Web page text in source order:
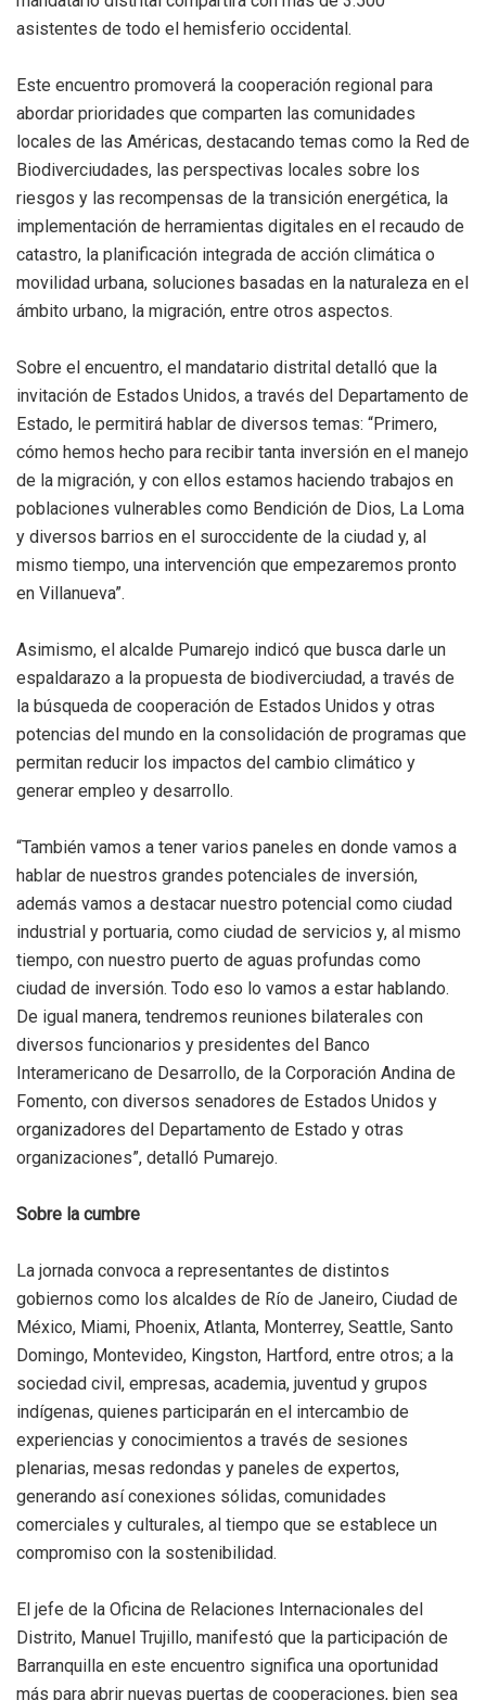
asistentes de todo el hemisferio occidental.
Este encuentro promoverá la cooperación regional para
abordar prioridades que comparten las comunidades
locales de las Américas, destacando temas como la Red de
Biodiverciudades, las perspectivas locales sobre los
riesgos y las recompensas de la transición energética, la
implementación de herramientas digitales en el recaudo de
catastro, la planificación integrada de acción climática o
movilidad urbana, soluciones basadas en la naturaleza en el
ámbito urbano, la migración, entre otros aspectos.
Sobre el encuentro, el mandatario distrital detalló que la
invitación de Estados Unidos, a través del Departamento de
Estado, le permitirá hablar de diversos temas: “Primero,
cómo hemos hecho para recibir tanta inversión en el manejo
de la migración, y con ellos estamos haciendo trabajos en
poblaciones vulnerables como Bendición de Dios, La Loma
y diversos barrios en el suroccidente de la ciudad y, al
mismo tiempo, una intervención que empezaremos pronto
en Villanueva”.
Asimismo, el alcalde Pumarejo indicó que busca darle un
espaldarazo a la propuesta de biodiverciudad, a través de
la búsqueda de cooperación de Estados Unidos y otras
potencias del mundo en la consolidación de programas que
permitan reducir los impactos del cambio climático y
generar empleo y desarrollo.
“También vamos a tener varios paneles en donde vamos a
hablar de nuestros grandes potenciales de inversión,
además vamos a destacar nuestro potencial como ciudad
industrial y portuaria, como ciudad de servicios y, al mismo
tiempo, con nuestro puerto de aguas profundas como
ciudad de inversión. Todo eso lo vamos a estar hablando.
De igual manera, tendremos reuniones bilaterales con
diversos funcionarios y presidentes del Banco
Interamericano de Desarrollo, de la Corporación Andina de
Fomento, con diversos senadores de Estados Unidos y
organizadores del Departamento de Estado y otras
organizaciones”, detalló Pumarejo.
Sobre la cumbre
La jornada convoca a representantes de distintos
gobiernos como los alcaldes de Río de Janeiro, Ciudad de
México, Miami, Phoenix, Atlanta, Monterrey, Seattle, Santo
Domingo, Montevideo, Kingston, Hartford, entre otros; a la
sociedad civil, empresas, academia, juventud y grupos
indígenas, quienes participarán en el intercambio de
experiencias y conocimientos a través de sesiones
plenarias, mesas redondas y paneles de expertos,
generando así conexiones sólidas, comunidades
comerciales y culturales, al tiempo que se establece un
compromiso con la sostenibilidad.
El jefe de la Oficina de Relaciones Internacionales del
Distrito, Manuel Trujillo, manifestó que la participación de
Barranquilla en este encuentro significa una oportunidad
más para abrir nuevas puertas de cooperaciones, bien sea